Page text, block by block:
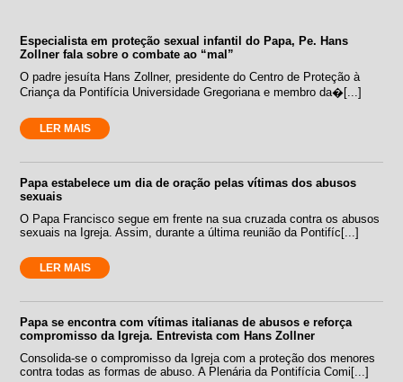
Especialista em proteção sexual infantil do Papa, Pe. Hans
Zollner fala sobre o combate ao “mal”
O padre jesuíta Hans Zollner, presidente do Centro de Proteção à
Criança da Pontifícia Universidade Gregoriana e membro da�[...]
LER MAIS
Papa estabelece um dia de oração pelas vítimas dos abusos
sexuais
O Papa Francisco segue em frente na sua cruzada contra os abusos
sexuais na Igreja. Assim, durante a última reunião da Pontifíc[...]
LER MAIS
Papa se encontra com vítimas italianas de abusos e reforça
compromisso da Igreja. Entrevista com Hans Zollner
Consolida-se o compromisso da Igreja com a proteção dos menores
contra todas as formas de abuso. A Plenária da Pontifícia Comi[...]